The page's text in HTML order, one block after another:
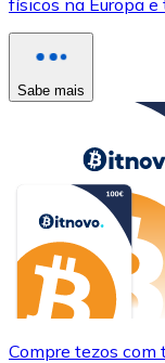
Sabe mais
Compre tezos